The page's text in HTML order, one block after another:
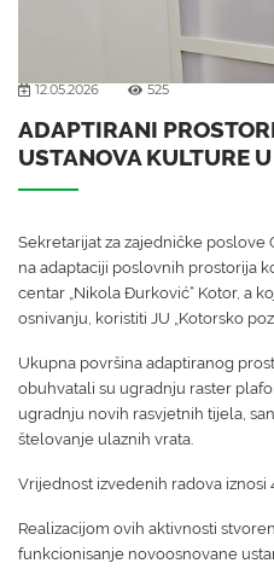
12.05.2026 525
ADAPTIRANI
USTANOVA KULTURE
Sekretarijat za zajedničke
na adaptaciji poslovnih prostorija
centar „Nikola Đurković“ Kotor, a
osnivanju, koristiti JU „Kotorsko
Ukupna površina adaptiranog
obuhvatali su ugradnju raster
ugradnju novih rasvjetnih tijela,
štelovanje ulaznih vrata.
Vrijednost izvedenih radova iznosi
Realizacijom ovih aktivnosti
funkcionisanje novoosnovane